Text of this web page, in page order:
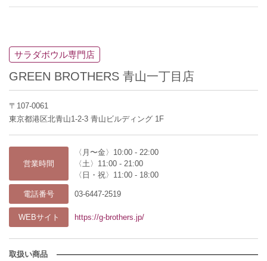
サラダボウル専門店
GREEN BROTHERS 青山一丁目店
〒107-0061
東京都港区北青山1-2-3 青山ビルディング 1F
営業時間
〈月〜金〉10:00 - 22:00
〈土〉11:00 - 21:00
〈日・祝〉11:00 - 18:00
電話番号 03-6447-2519
WEBサイト https://g-brothers.jp/
取扱い商品